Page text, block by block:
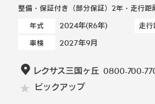
整備・保証付き（部分保証）2年・走行距
年式
2024年(R6年) 走
車検 2027年9月
レクサス三国ヶ丘 0800-700-
ピックアップ